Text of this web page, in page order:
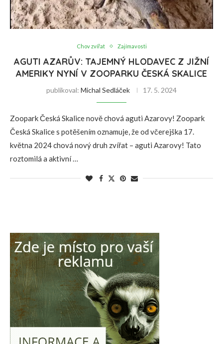
Chov zvířat Zajímavosti
AGUTI AZARŮV: TAJEMNÝ HLODAVEC Z JIŽNÍ
AMERIKY NYNÍ V ZOOPARKU ČESKÁ SKALICE
publikoval: Michal Sedláček 17. 5. 2024
Zoopark Česká Skalice nově chová aguti Azarovy! Zoopark
Česká Skalice s potěšením oznamuje, že od včerejška 17.
května 2024 chová nový druh zvířat – aguti Azarovy! Tato
roztomilá a aktivní …